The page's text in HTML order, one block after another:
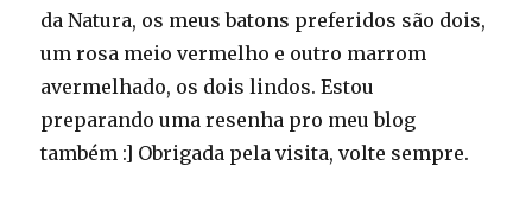
da Natura, os meus batons preferidos são dois,
um rosa meio vermelho e outro marrom
avermelhado, os dois lindos. Estou
preparando uma resenha pro meu blog
também :] Obrigada pela visita, volte sempre.